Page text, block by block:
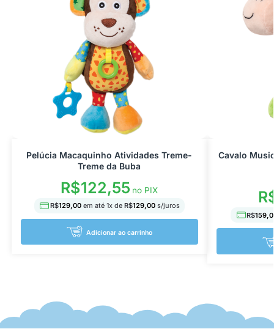
Pelúcia Macaquinho Atividades Treme-
Treme da Buba
R$122,55 no PIX
R$129,00 em até 1x de R$129,00s/juros
Adicionar ao carrinho
Cavalo
R$